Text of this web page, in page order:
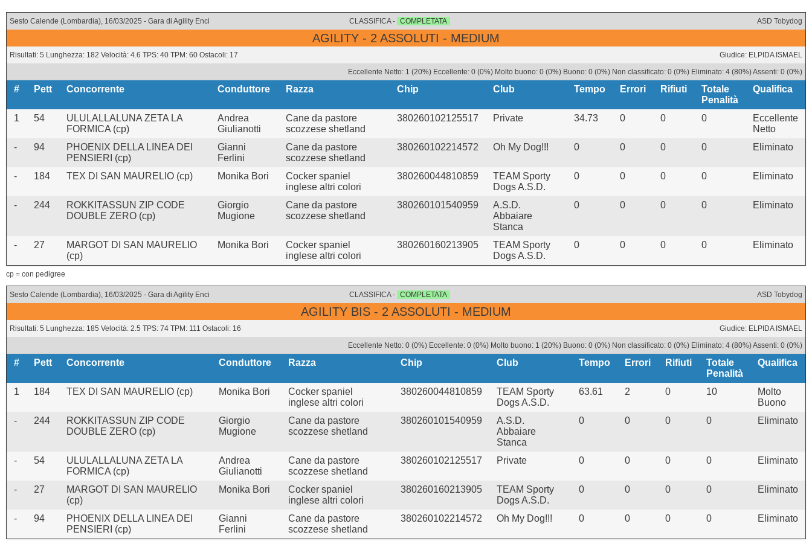
Sesto Calende (Lombardia), 16/03/2025 - Gara di Agility Enci CLASSIFICA - COMPLETATA ASD Tobydog
AGILITY - 2 ASSOLUTI - MEDIUM
Risultati: 5 Lunghezza: 182 Velocità: 4.6 TPS: 40 TPM: 60 Ostacoli: 17
Giudice: ELPIDA ISMAEL
Eccellente Netto: 1 (20%) Eccellente: 0 (0%) Molto buono: 0 (0%) Buono: 0 (0%) Non classificato: 0 (0%) Eliminato: 4 (80%) Assenti: 0 (0%)
# Pett Concorrente Conduttore Razza Chip Club Tempo Errori Rifiuti
Totale
Penalità
Qualifica
1 54
ULULALLALUNA ZETA LA
FORMICA (cp)
Andrea
Giulianotti
Cane da pastore
scozzese shetland
380260102125517 Private 34.73 0 0 0
Eccellente
Netto
-
94
PHOENIX DELLA LINEA DEI
PENSIERI (cp)
Gianni
Ferlini
Cane da pastore
scozzese shetland
380260102214572 Oh My Dog!!! 0 0 0 0 Eliminato
- 184 TEX DI SAN MAURELIO (cp) Monika Bori
Cocker spaniel
inglese altri colori
380260044810859
TEAM Sporty
Dogs A.S.D.
0 0 0 0 Eliminato
- 244
ROKKITASSUN ZIP CODE
DOUBLE ZERO (cp)
Giorgio
Mugione
Cane da pastore
scozzese shetland
380260101540959
A.S.D.
Abbaiare
Stanca
0 0 0 0 Eliminato
- 27
MARGOT DI SAN MAURELIO
(cp)
Monika Bori
Cocker spaniel
inglese altri colori
380260160213905
TEAM Sporty
Dogs A.S.D.
0 0 0 0 Eliminato
cp = con pedigree
Sesto Calende (Lombardia), 16/03/2025 - Gara di Agility Enci CLASSIFICA - COMPLETATA ASD Tobydog
AGILITY BIS - 2 ASSOLUTI - MEDIUM
Risultati: 5 Lunghezza: 185 Velocità: 2.5 TPS: 74 TPM: 111 Ostacoli: 16
Giudice: ELPIDA ISMAEL
Eccellente Netto: 0 (0%) Eccellente: 0 (0%) Molto buono: 1 (20%) Buono: 0 (0%) Non classificato: 0 (0%) Eliminato: 4 (80%) Assenti: 0 (0%)
# Pett Concorrente Conduttore Razza Chip Club Tempo Errori Rifiuti
Totale
Penalità
Qualifica
1 184 TEX DI SAN MAURELIO (cp) Monika Bori
Cocker spaniel
inglese altri colori
380260044810859
TEAM Sporty
Dogs A.S.D.
63.61 2 0 10
Molto
Buono
-
244
ROKKITASSUN ZIP CODE
DOUBLE ZERO (cp)
Giorgio
Mugione
Cane da pastore
scozzese shetland
380260101540959
A.S.D.
Abbaiare
Stanca
0 0 0 0 Eliminato
- 54
ULULALLALUNA ZETA LA
FORMICA (cp)
Andrea
Giulianotti
Cane da pastore
scozzese shetland
380260102125517 Private 0 0 0 0 Eliminato
- 27
MARGOT DI SAN MAURELIO
(cp)
Monika Bori
Cocker spaniel
inglese altri colori
380260160213905
TEAM Sporty
Dogs A.S.D.
0 0 0 0 Eliminato
- 94
PHOENIX DELLA LINEA DEI
PENSIERI (cp)
Gianni
Ferlini
Cane da pastore
scozzese shetland
380260102214572 Oh My Dog!!! 0 0 0 0 Eliminato